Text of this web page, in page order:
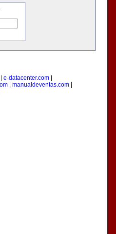
e-datacenter.com
manualdeventas.com